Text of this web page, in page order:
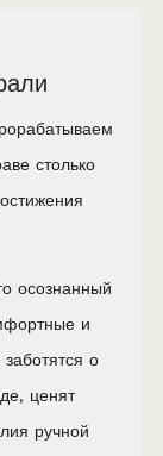
столько
осознанный
и
о
ценят
ручной